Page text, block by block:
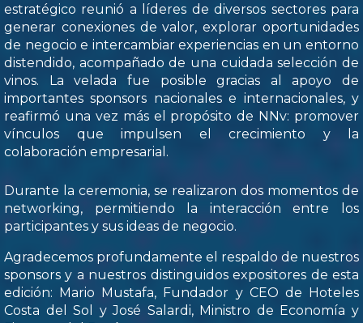
estratégico reunió a líderes de diversos sectores para
generar conexiones de valor, explorar oportunidades
de negocio e intercambiar experiencias en un entorno
distendido, acompañado de una cuidada selección de
vinos. La velada fue posible gracias al apoyo de
importantes sponsors nacionales e internacionales, y
reafirmó una vez más el propósito de NNv: promover
vínculos que impulsen el crecimiento y la
colaboración empresarial.
Durante la ceremonia, se realizaron dos momentos de
networking, permitiendo la interacción entre los
participantes y sus ideas de negocio.
Agradecemos profundamente el respaldo de nuestros
sponsors y a nuestros distinguidos expositores de esta
edición: Mario Mustafa, Fundador y CEO de Hoteles
Costa del Sol y José Salardi, Ministro de Economía y